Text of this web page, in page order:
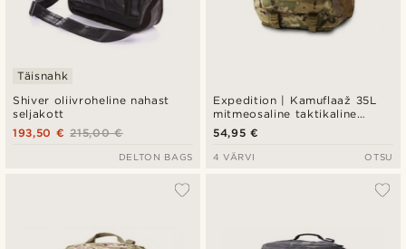
Shiver oliivroheline nahast
seljakott
Täisnahk
215,00 €
193,50 €
DELTON BAGS
Expedition | Kamuflaaž 35L
mitmeosaline taktikaline
seljakott patch-paneeliga
54,95 €
4 VÄRVI OTSU